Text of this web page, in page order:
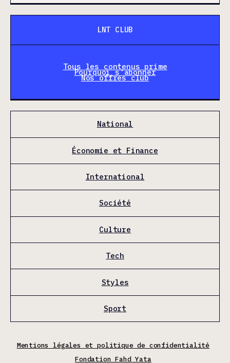
LNT CLUB
Tous les contenus prime
Pourquoi s'abonner
Nos offres club
National
Économie et Finance
International
Société
Culture
Tech
Styles
Sport
Mentions légales et politique de confidentialité
Fondation Fahd Yata